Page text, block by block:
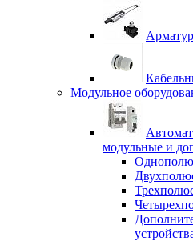
Модульное
модульные и